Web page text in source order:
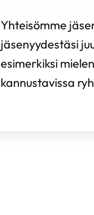
Yhteisömme
jäsenyydestäsi
esimerkiksi
kannustavissa